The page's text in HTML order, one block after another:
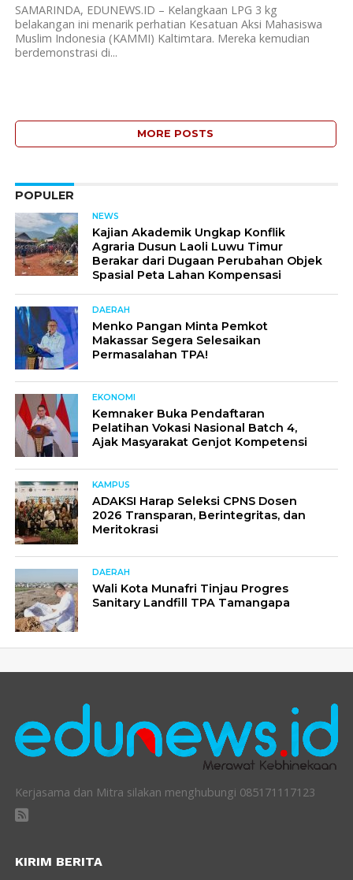
SAMARINDA, EDUNEWS.ID – Kelangkaan LPG 3 kg
belakangan ini menarik perhatian Kesatuan Aksi Mahasiswa
Muslim Indonesia (KAMMI) Kaltimtara. Mereka kemudian
berdemonstrasi di...
MORE POSTS
POPULER
NEWS
Kajian Akademik Ungkap Konflik
Agraria Dusun Laoli Luwu Timur
Berakar dari Dugaan Perubahan Objek
Spasial Peta Lahan Kompensasi
DAERAH
Menko Pangan Minta Pemkot
Makassar Segera Selesaikan
Permasalahan TPA!
EKONOMI
Kemnaker Buka Pendaftaran
Pelatihan Vokasi Nasional Batch 4,
Ajak Masyarakat Genjot Kompetensi
KAMPUS
ADAKSI Harap Seleksi CPNS Dosen
2026 Transparan, Berintegritas, dan
Meritokrasi
DAERAH
Wali Kota Munafri Tinjau Progres
Sanitary Landfill TPA Tamangapa
Kerjasama dan Mitra silakan menghubungi 085171117123
KIRIM BERITA